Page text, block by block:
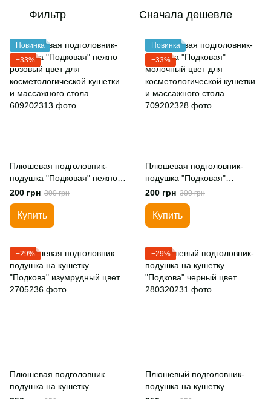
Фильтр Сначала дешевле
Новинка
−33%
Плюшевая подголовник-
подушка "Подковая" нежно
розовый цвет для
косметологической кушетки
и массажного стола.
200 грн 300 грн
Купить
Новинка
−33%
Плюшевая подголовник-
подушка "Подковая"
молочный цвет для
косметологической кушетки
и массажного стола.
200 грн 300 грн
Купить
−29%
Плюшевая подголовник
подушка на кушетку
−29%
Плюшевый подголовник-
подушка на кушетку